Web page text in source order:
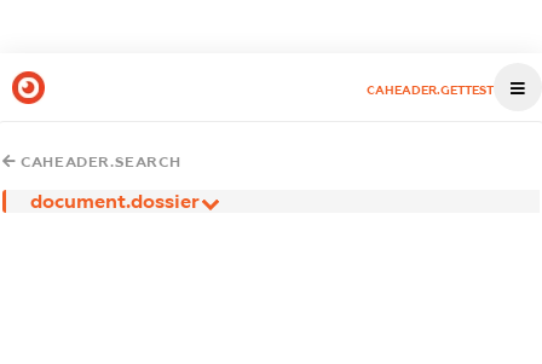
CAHEADER.GETTEST
CAHEADER.SEARCH
document.dossier